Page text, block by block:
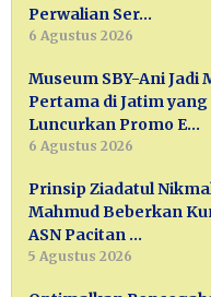
Perwalian Ser…
6 Agustus 2026
Museum SBY-Ani Jadi
Pertama di Jatim yang
Luncurkan Promo E…
6 Agustus 2026
Prinsip Ziadatul
Mahmud Beberkan
ASN Pacitan …
5 Agustus 2026